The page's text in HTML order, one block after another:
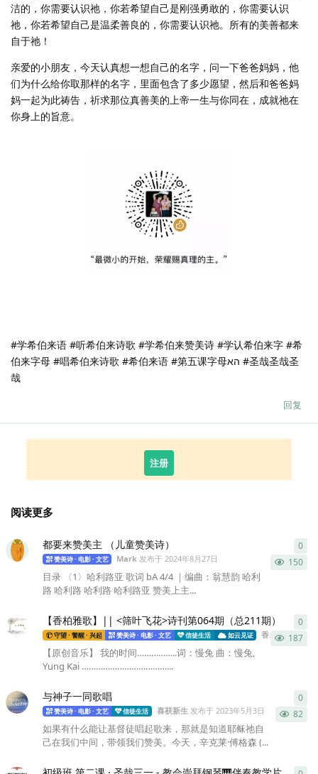
洁的，你需要认识祂，你若希望自己是刚强勇敢的，你需要认识
祂，你若希望自己是温柔善良的，你需要认识祂。所有的美善都来
自于祂！
亲爱的小朋友，今天认真想一想自己的名字，问一下爸爸妈妈，他
们为什么给你取那样的名字，里面包含了多少愿望，然后和爸爸妈
妈一起为此祷告，祈求那位真善美的上帝一生与你同在，成就祂在
你身上的旨意。
#学希伯来语 #听希伯来诗歌 #学希伯来赞美诗 #学认希伯来字 #希
伯来字母 #唱希伯来诗歌 #希伯来语 #第五课字母הא #圣哉圣哉圣
哉
回复
注册
阅读更多
都要来赞美主 （儿童赞美诗）
赞美诗 · 电影 · 文艺 Mark 发布于2024年8月27日 150
目录 〈1〉哈利路亚 歌词 bA 4/4 ｜编曲：翁慧韵 哈利
路 哈利路 哈利路 哈利路亚 赞美上主...
0
【香柏雅歌】|| <筛叶飞花>诗刊第064期（总211期）
守望 · 警醒 · 兴起 赞美诗 · 电影 · 文艺 信徒生活 如云见证 香柏雅歌 发布
187
【原创音乐】 我的时间……………..词：慢兔 曲：慢兔,
Yung Kai ………………………………...
0
与神子一同歌唱
赞美诗 · 电影 · 文艺 信徒生活 喜获新生发布于 2023年5月3日 82
如果有什么能让基督徒唱起歌来，那就是知道耶稣祂自
己在我们中间，带领我们赞美。今天，辛克莱·傅格森 (...
0